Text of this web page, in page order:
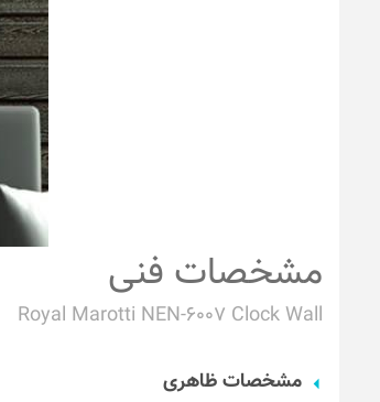
مشخصات فنی
Royal Marotti NEN-6007 Clock Wall
مشخصات ظاهری